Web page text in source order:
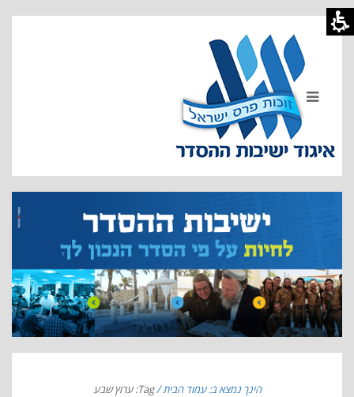
הינך נמצא ב: עמוד הבית Tag: ערוץ שבע